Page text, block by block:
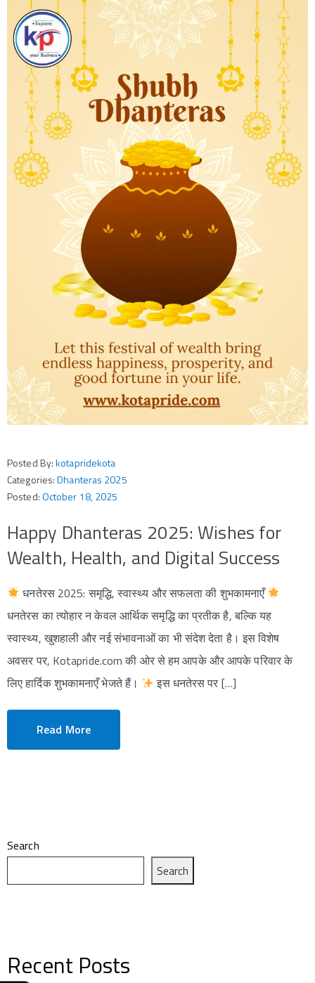
Posted By:kotapridekota
Categories:Dhanteras 2025
Posted:October 18, 2025
Happy Dhanteras 2025: Wishes for
Wealth, Health, and Digital Success
धनतेरस 2025: समृद्धि, स्वास्थ्य और सफलता की शुभकामनाएँ
धनतेरस का त्योहार न केवल आर्थिक समृद्धि का प्रतीक है, बल्कि यह
स्वास्थ्य, खुशहाली और नई संभावनाओं का भी संदेश देता है। इस विशेष
अवसर पर, Kotapride.com की ओर से हम आपके और आपके परिवार के
लिए हार्दिक शुभकामनाएँ भेजते हैं।
इस धनतेरस पर […]
Read More
Search
Search
Recent Posts